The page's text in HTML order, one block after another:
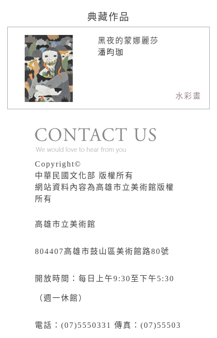
典藏作品
黑夜的蒙娜麗莎
潘昀珈
水彩畫
Copyright©
中華民國文化部 版權所有
網站資料內容為高雄市立美術館版權
所有
高雄市立美術館
804407高雄市鼓山區美術館路80號
開放時間：每日上午9:30至下午5:30
（週一休館）
電話：(07)5550331 傳真：(07)55503